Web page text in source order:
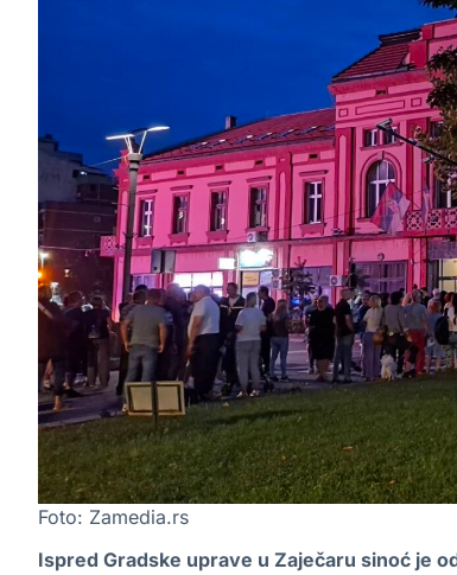
Foto: Zamedia.rs
Ispred Gradske uprave u Zaječaru sinoć je